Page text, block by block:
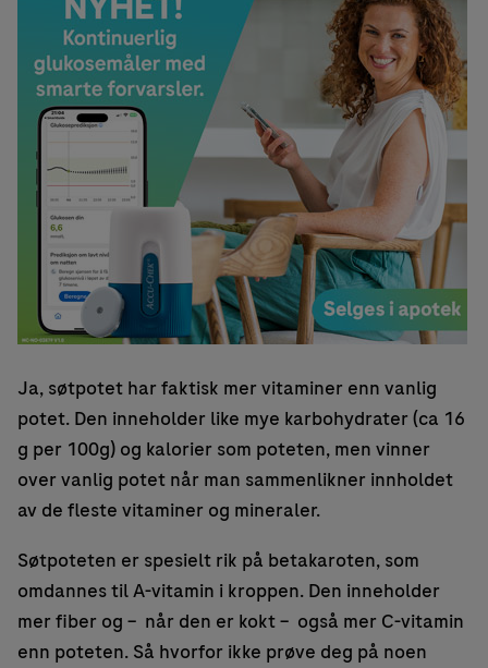
Ja, søtpotet har faktisk mer vitaminer enn vanlig
potet. Den inneholder like mye karbohydrater (ca 16
g per 100g) og kalorier som poteten, men vinner
over vanlig potet når man sammenlikner innholdet
av de fleste vitaminer og mineraler.
Søtpoteten er spesielt rik på betakaroten, som
omdannes til A-vitamin i kroppen. Den inneholder
mer fiber og – når den er kokt – også mer C-vitamin
enn poteten. Så hvorfor ikke prøve deg på noen